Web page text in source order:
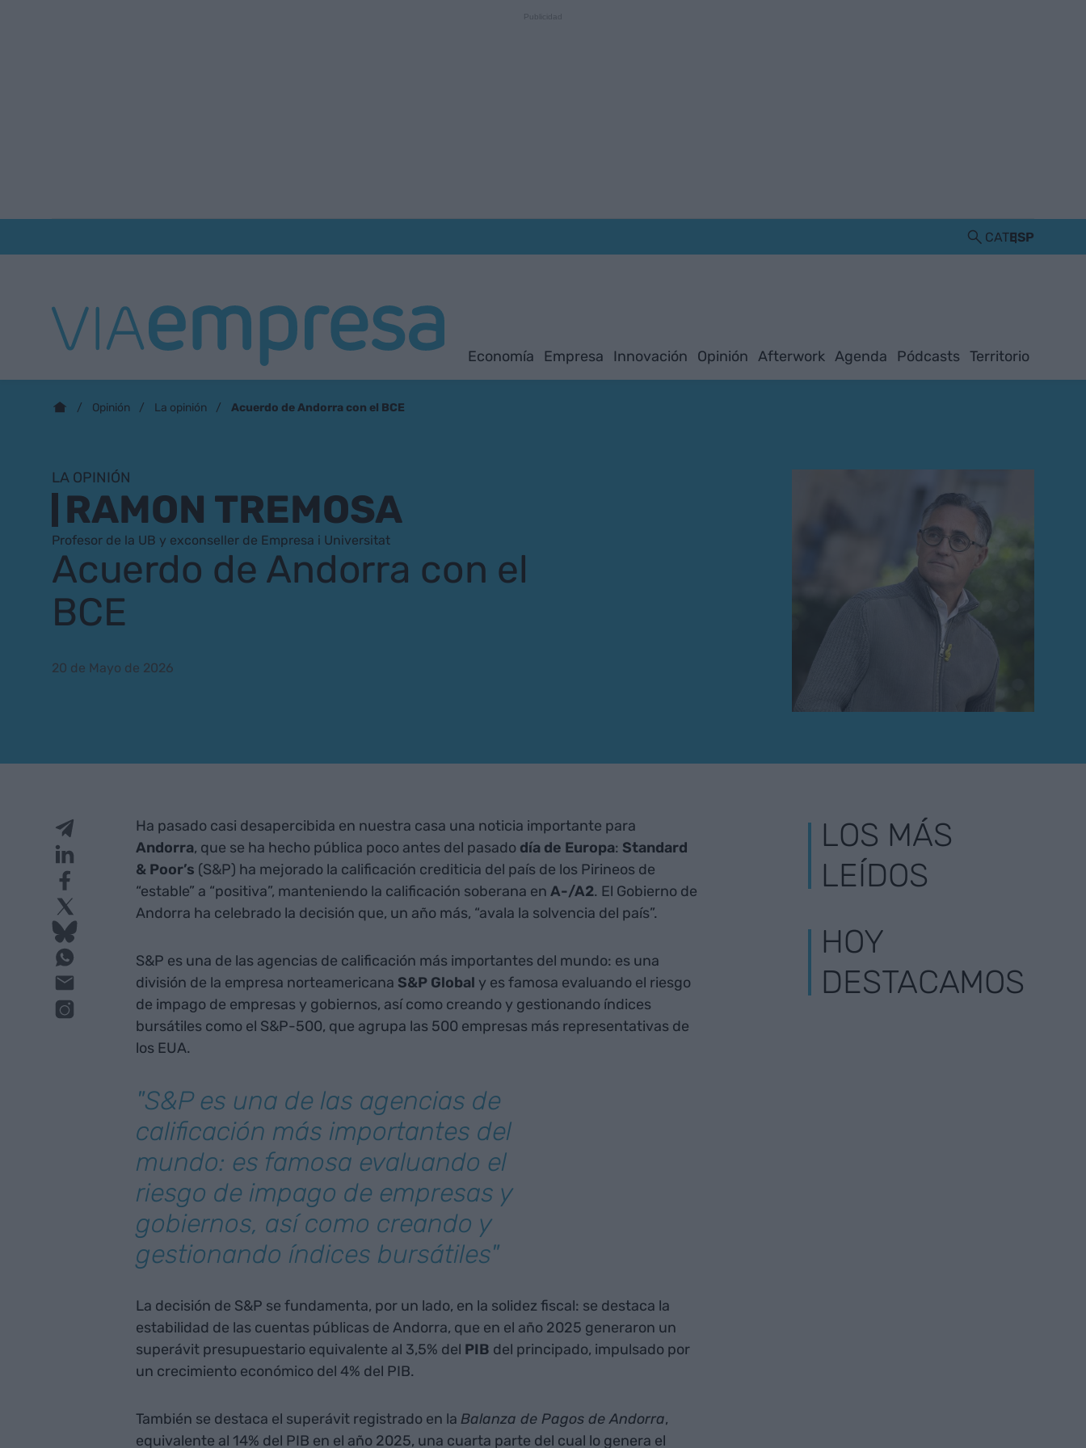
CATESP
Economía Empresa Innovación Opinión Afterwork Agenda Pódcasts Territorio
Opinión La opinión Acuerdo de Andorra con el BCE
LA OPINIÓN
RAMON TREMOSA
Profesor de la UB y exconseller de Empresa i Universitat
Acuerdo de Andorra con el
BCE
20 de Mayo de 2026
Ha pasado casi desapercibida en nuestra casa una noticia importante para
Andorra, que se ha hecho pública poco antes del pasado día de Europa: Standard
& Poor’s (S&P) ha mejorado la calificación crediticia del país de los Pirineos de
“estable” a “positiva”, manteniendo la calificación soberana en A-/A2. El Gobierno de
Andorra ha celebrado la decisión que, un año más, “avala la solvencia del país”.
S&P es una de las agencias de calificación más importantes del mundo: es una
división de la empresa norteamericana S&P Global y es famosa evaluando el riesgo
de impago de empresas y gobiernos, así como creando y gestionando índices
bursátiles como el S&P-500, que agrupa las 500 empresas más representativas de
los EUA.
"S&P es una de las agencias de
calificación más importantes del
mundo: es famosa evaluando el
riesgo de impago de empresas y
gobiernos, así como creando y
gestionando índices bursátiles"
La decisión de S&P se fundamenta, por un lado, en la solidez fiscal: se destaca la
estabilidad de las cuentas públicas de Andorra, que en el año 2025 generaron un
superávit presupuestario equivalente al 3,5% del PIB del principado, impulsado por
un crecimiento económico del 4% del PIB.
También se destaca el superávit registrado en la Balanza de Pagos de Andorra,
equivalente al 14% del PIB en el año 2025, una cuarta parte del cual lo genera el
LOS MÁS
LEÍDOS
HOY
DESTACAMOS